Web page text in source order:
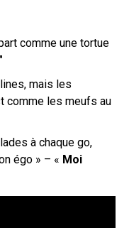
comme une tortue
mais les
comme les meufs au
à chaque go,
égo » – « Moi